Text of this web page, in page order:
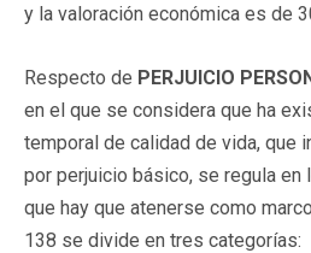
y la valoración económica es de
Respecto de PERJUICIO
en el que se considera que ha
temporal de calidad de vida, que
por perjuicio básico, se regula en
que hay que atenerse como
138 se divide en tres categorías: